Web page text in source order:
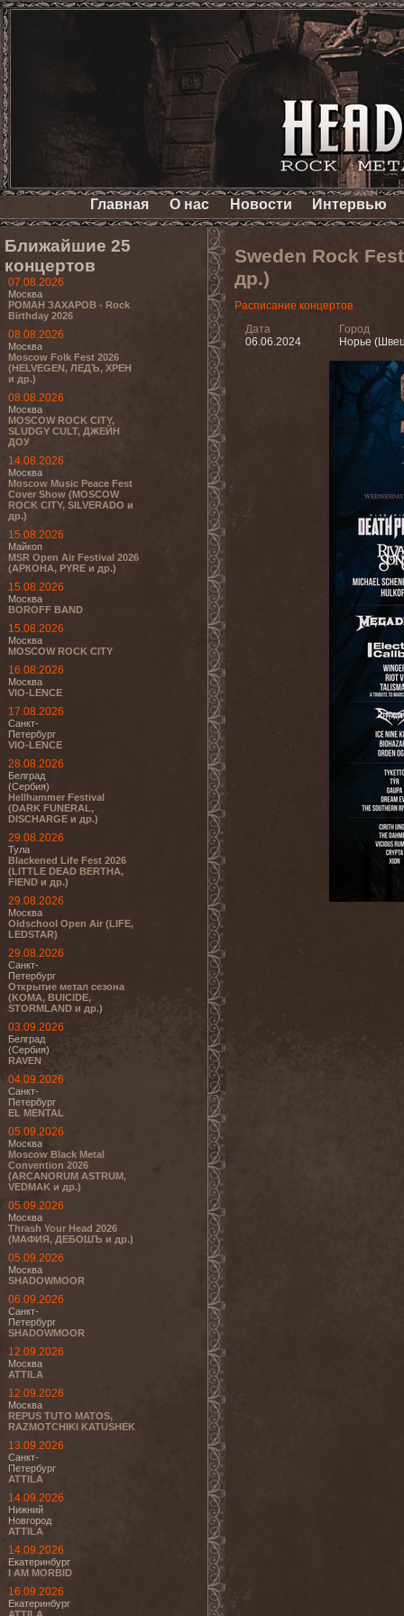
Главная О нас Новости Интервью
Ближайшие 25
концертов
07.08.2026
Москва
РОМАН ЗАХАРОВ - Rock
Birthday 2026
08.08.2026
Москва
Moscow Folk Fest 2026
(HELVEGEN, ЛЕДЪ, ХРЕН
и др.)
08.08.2026
Москва
MOSCOW ROCK CITY,
SLUDGY CULT, ДЖЕЙН
ДОУ
14.08.2026
Москва
Moscow Music Peace Fest
Cover Show (MOSCOW
ROCK CITY, SILVERADO и
др.)
15.08.2026
Майкоп
MSR Open Air Festival 2026
(АРКОНА, PYRE и др.)
15.08.2026
Москва
BOROFF BAND
15.08.2026
Москва
MOSCOW ROCK CITY
16.08.2026
Москва
VIO-LENCE
17.08.2026
Санкт-
Петербург
VIO-LENCE
28.08.2026
Белград
(Сербия)
Hellhammer Festival
(DARK FUNERAL,
DISCHARGE и др.)
29.08.2026
Тула
Blackened Life Fest 2026
(LITTLE DEAD BERTHA,
FIEND и др.)
29.08.2026
Москва
Oldschool Open Air (LIFE,
LEDSTAR)
29.08.2026
Санкт-
Петербург
Открытие метал сезона
(KOMA, BUICIDE,
STORMLAND и др.)
03.09.2026
Белград
(Сербия)
RAVEN
04.09.2026
Санкт-
Петербург
EL MENTAL
05.09.2026
Москва
Moscow Black Metal
Convention 2026
(ARCANORUM ASTRUM,
VEDMAK и др.)
05.09.2026
Москва
Thrash Your Head 2026
(МАФИЯ, ДЕБОШЪ и др.)
05.09.2026
Москва
SHADOWMOOR
06.09.2026
Санкт-
Петербург
SHADOWMOOR
12.09.2026
Москва
ATTILA
12.09.2026
Москва
REPUS TUTO MATOS,
RAZMOTCHIKI KATUSHEK
13.09.2026
Санкт-
Петербург
ATTILA
14.09.2026
Нижний
Новгород
ATTILA
14.09.2026
Екатеринбург
I AM MORBID
16.09.2026
Екатеринбург
Sweden Rock
др.)
Расписание концертов
Дата
06.06.2024
Город
Норье